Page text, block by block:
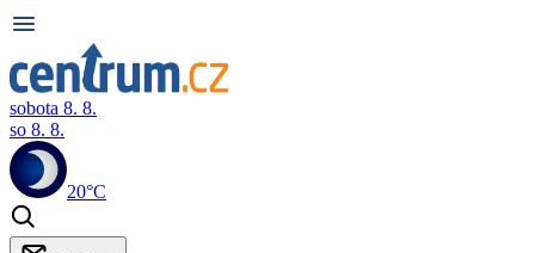
sobota 8. 8.
so 8. 8.
20°C